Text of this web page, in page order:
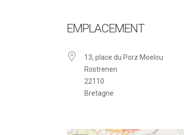
EMPLACEMENT
13, place du Porz Moelou
Rostrenen
22110
Bretagne